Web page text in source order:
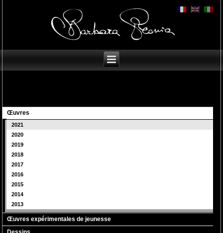
Œuvres
2021
2020
2019
2018
2017
2016
2015
2014
2013
Œuvres expérimentales de jeunesse